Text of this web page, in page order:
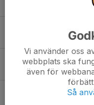
25 aug 2023 0
Vinst i Örebro
22 okt 2022 0
Bra helg för RP
Vi använder oss
webbplats ska
även för
Så